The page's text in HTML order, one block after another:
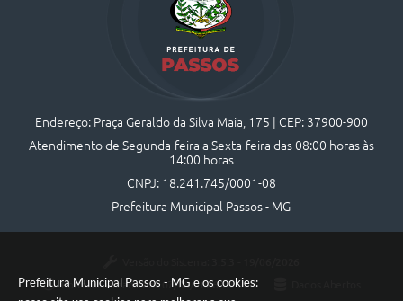
Prefeitura Municipal Passos - MG e os cookies:
Endereço: Praça Geraldo da Silva Maia, 175 | CEP: 37900-900
Atendimento de Segunda-feira a Sexta-feira das 08:00 horas às
14:00 horas
CNPJ: 18.241.745/0001-08
Prefeitura Municipal Passos - MG
Portal atualizado em: 07/08/2026 10:44